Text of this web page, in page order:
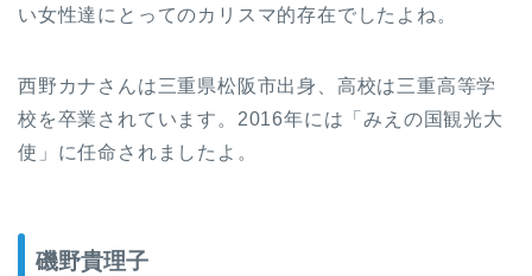
い女性達にとってのカリスマ的存在でしたよね。
西野カナさんは三重県松阪市出身、高校は三重高等学
校を卒業されています。2016年には「みえの国観光大
使」に任命されましたよ。
磯野貴理子